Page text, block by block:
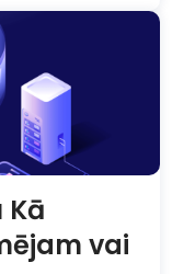
Kā
vai